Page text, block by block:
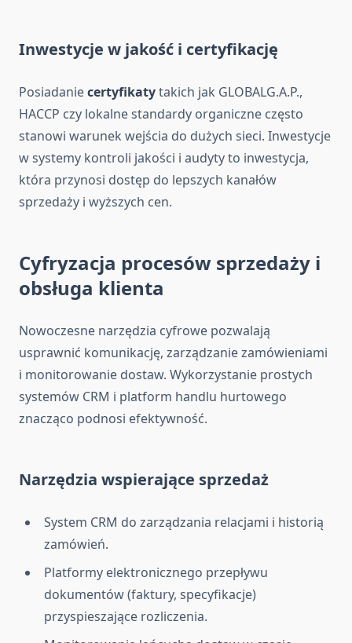
Inwestycje w jakość i certyfikację
Posiadaniecertyfikatytakich jak GLOBALG.A.P.,
HACCP czy lokalne standardy organiczne często
stanowi warunek wejścia do dużych sieci. Inwestycje
w systemy kontroli jakości i audyty to inwestycja,
która przynosi dostęp do lepszych kanałów
sprzedaży i wyższych cen.
Cyfryzacja procesów sprzedaży i
obsługa klienta
Nowoczesne narzędzia cyfrowe pozwalają
usprawnić komunikację, zarządzanie zamówieniami
i monitorowanie dostaw. Wykorzystanie prostych
systemów CRM i platform handlu hurtowego
znacząco podnosi efektywność.
Narzędzia wspierające sprzedaż
System CRM do zarządzania relacjami i historią
zamówień.
Platformy elektronicznego przepływu
dokumentów (faktury, specyfikacje)
przyspieszające rozliczenia.